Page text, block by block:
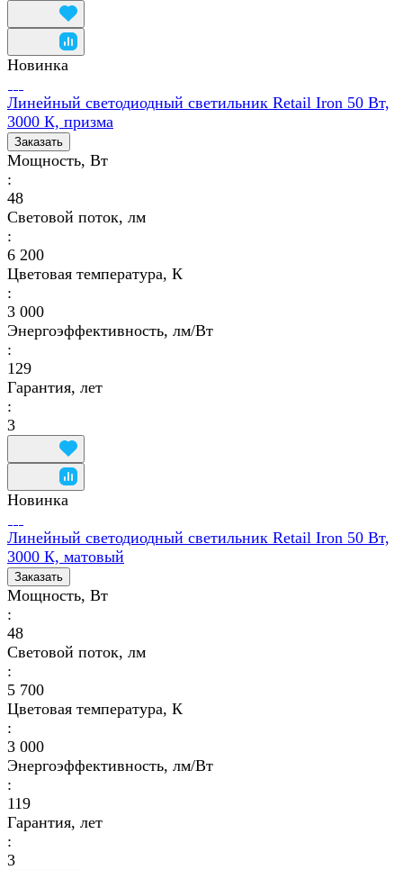
Новинка
Линейный светодиодный светильник Retail Iron 50 Вт,
3000 К, призма
Заказать
Мощность, Вт
:
48
Световой поток, лм
:
6 200
Цветовая температура, К
:
3 000
Энергоэффективность, лм/Вт
:
129
Гарантия, лет
:
3
Новинка
Линейный светодиодный светильник Retail Iron 50 Вт,
3000 К, матовый
Заказать
Мощность, Вт
:
48
Световой поток, лм
:
5 700
Цветовая температура, К
:
3 000
Энергоэффективность, лм/Вт
:
119
Гарантия, лет
:
3